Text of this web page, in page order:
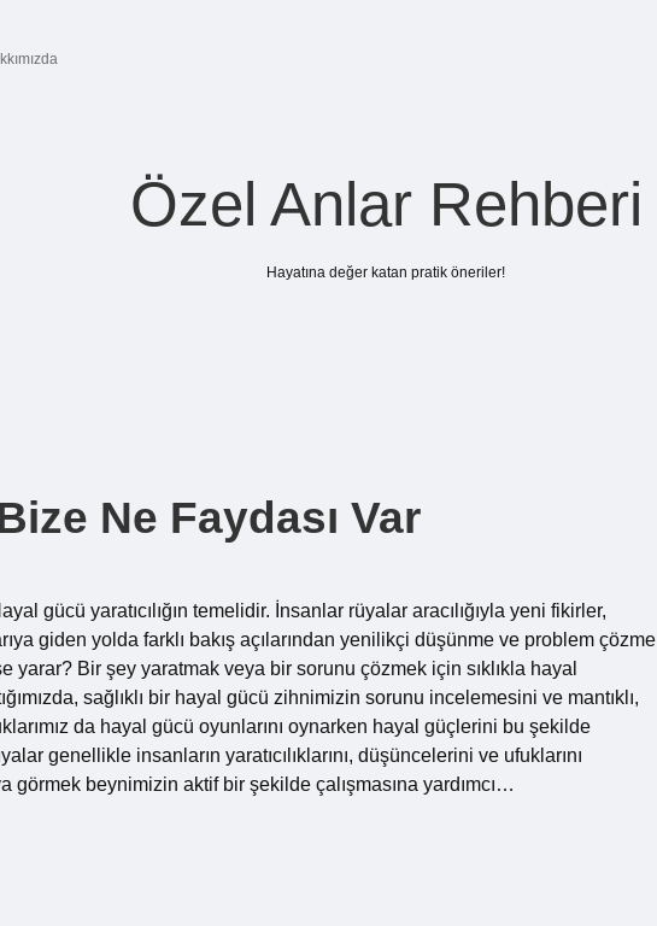
Özel Anlar Rehberi
Hayatına değer katan pratik öneriler!
Ne Faydası Var
gücü yaratıcılığın temelidir. İnsanlar rüyalar aracılığıyla yeni fikirler,
giden yolda farklı bakış açılarından yenilikçi düşünme ve problem çözme
Bir şey yaratmak veya bir sorunu çözmek için sıklıkla hayal
sağlıklı bir hayal gücü zihnimizin sorunu incelemesini ve mantıklı,
da hayal gücü oyunlarını oynarken hayal güçlerini bu şekilde
genellikle insanların yaratıcılıklarını, düşüncelerini ve ufuklarını
görmek beynimizin aktif bir şekilde çalışmasına yardımcı…